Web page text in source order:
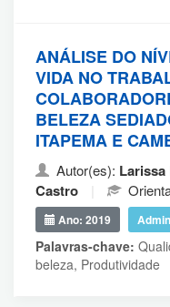
ANÁLISE DO
VIDA NO
BELEZA
ITAPEMA E
Autor(es): Larissa
Castro
Ano: 2019
Palavras-chave:
beleza, Produtividade